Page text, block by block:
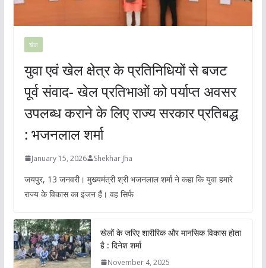
खेल
युवा एवं खेल क्षेत्र के प्रतिनिधियों से बजट
पूर्व संवाद- खेल प्रतिभाओं को पर्याप्त अवसर
उपलब्ध कराने के लिए राज्य सरकार प्रतिबद्ध
: भजनलाल शर्मा
January 15, 2026 Shekhar Jha
जयपुर, 13 जनवरी। मुख्यमंत्री श्री भजनलाल शर्मा ने कहा कि युवा हमारे
राज्य के विकास का इंजन हैं। वह सिर्फ
खेलों के जरिए शारीरिक और मानसिक विकास होता
है : दिनेश शर्मा
November 4, 2025